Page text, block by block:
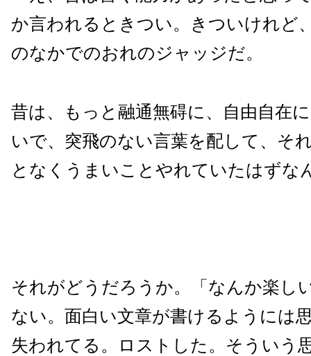
か言われるときつい。きついけれど
のなかでのおれのジャッジだ。
昔は、もっと融通無碍に、自由自在
いで、突飛のない言葉を配して、そ
となくうまいことやれていたはずな
それがどうだろうか。「なんか楽し
ない。面白い文章が書けるようには
失われてる。ロストした。そういう